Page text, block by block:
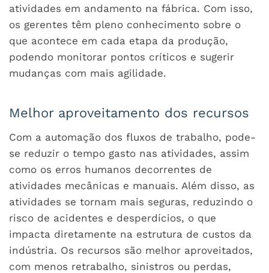
atividades em andamento na fábrica. Com isso,
os gerentes têm pleno conhecimento sobre o
que acontece em cada etapa da produção,
podendo monitorar pontos críticos e sugerir
mudanças com mais agilidade.
Melhor aproveitamento dos recursos
Com a automação dos fluxos de trabalho, pode-
se reduzir o tempo gasto nas atividades, assim
como os erros humanos decorrentes de
atividades mecânicas e manuais. Além disso, as
atividades se tornam mais seguras, reduzindo o
risco de acidentes e desperdícios, o que
impacta diretamente na estrutura de custos da
indústria. Os recursos são melhor aproveitados,
com menos retrabalho, sinistros ou perdas,